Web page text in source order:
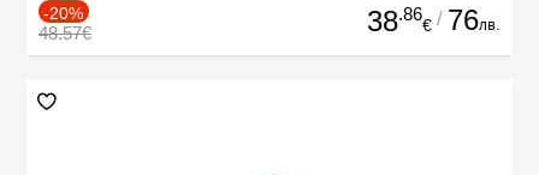
-20%
48.57€ 38.86
€ / 76лв.